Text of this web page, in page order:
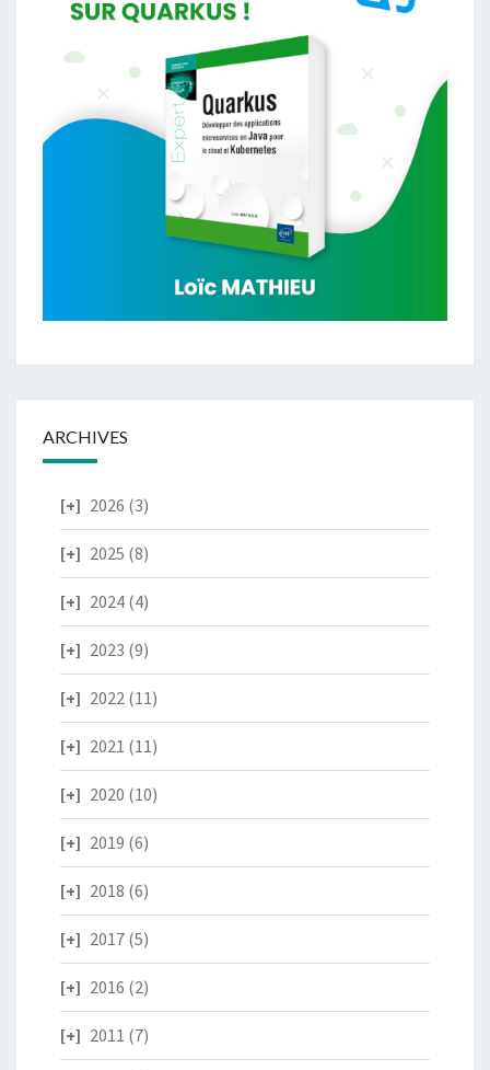
ARCHIVES
2026 (3)
2025 (8)
2024 (4)
2023 (9)
2022 (11)
2021 (11)
2020 (10)
2019 (6)
2018 (6)
2017 (5)
2016 (2)
2011 (7)